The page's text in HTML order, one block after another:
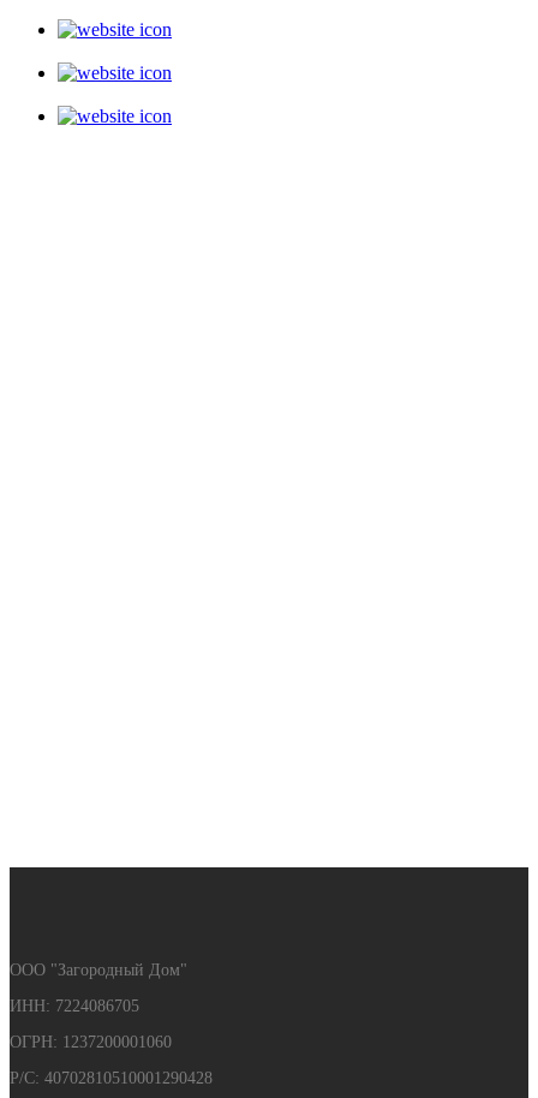
ООО "Загородный Дом"
ИНН: 7224086705
ОГРН: 1237200001060
Р/С: 40702810510001290428